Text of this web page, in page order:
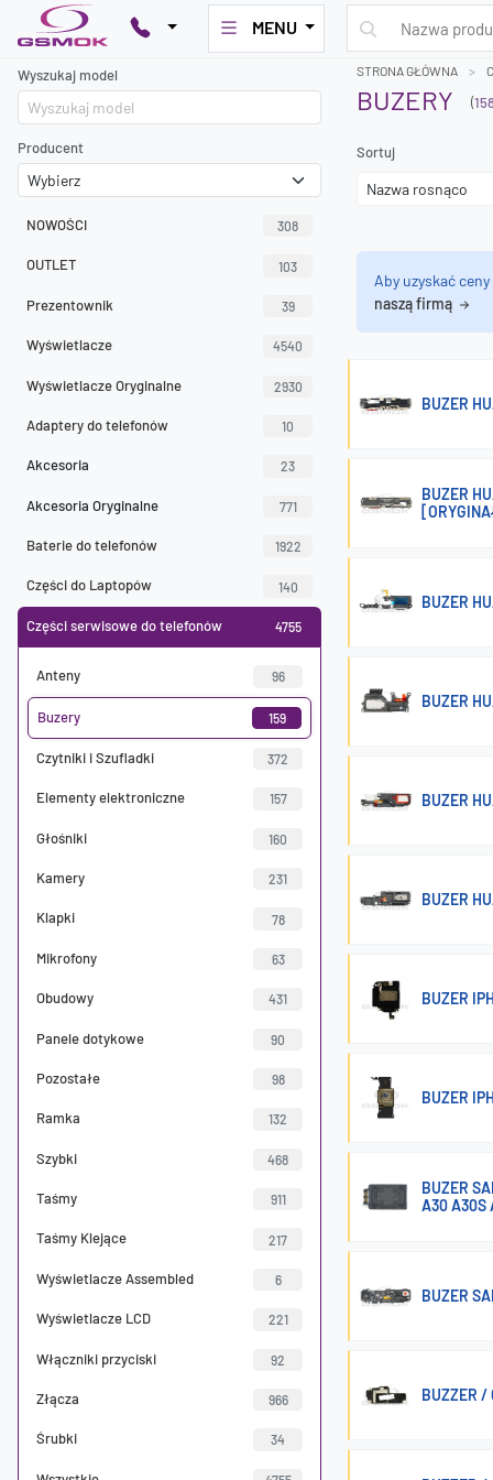
MENU
Wyszukaj model
Producent
NOWOŚCI 308
OUTLET 103
Prezentownik 39
Wyświetlacze 4540
Wyświetlacze Oryginalne 2930
Adaptery do telefonów 10
Akcesoria 23
Akcesoria Oryginalne 771
Baterie do telefonów 1922
Części do Laptopów 140
Części serwisowe do telefonów 4755
Anteny 96
Buzery 159
Czytniki i Szufladki 372
Elementy elektroniczne 157
Głośniki 160
Kamery 231
Klapki 78
Mikrofony 63
Obudowy 431
Panele dotykowe 90
Pozostałe 98
Ramka 132
Szybki 468
Taśmy 911
Taśmy Klejące 217
Wyświetlacze Assembled 6
Wyświetlacze LCD 221
Włączniki przyciski 92
Złącza 966
Śrubki 34
STRONA GŁÓWNA
BUZERY (
Sortuj
Aby uzyskać
naszą firmą
BUZER
BUZER
BUZER
BUZER
BUZER
BUZER
BUZER
BUZER
BUZER
A30 A30S
BUZER
BUZZER /